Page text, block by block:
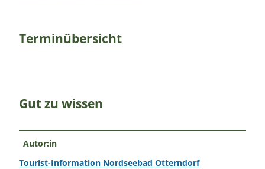
Terminübersicht
Gut zu wissen
Autor:in
Tourist-Information Nordseebad Otterndorf